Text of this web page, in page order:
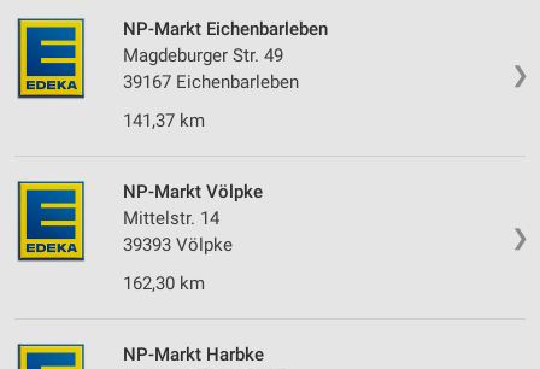
❯
NP-Markt Eichenbarleben
Magdeburger Str. 49
39167 Eichenbarleben
141,37 km
❯
NP-Markt Völpke
Mittelstr. 14
39393 Völpke
162,30 km
NP-Markt Harbke